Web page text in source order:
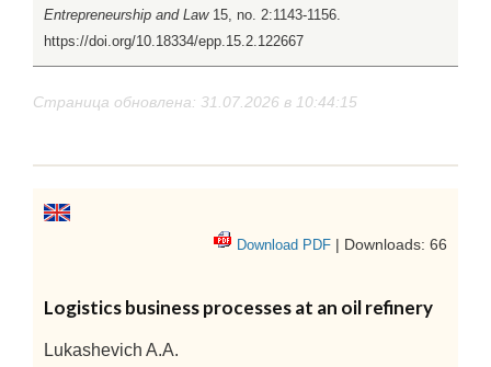
Entrepreneurship and Law 15, no. 2:1143-1156.
https://doi.org/10.18334/epp.15.2.122667
Страница обновлена: 31.07.2026 в 10:44:15
Download PDF | Downloads: 66
Logistics business processes at an oil refinery
Lukashevich A.A.